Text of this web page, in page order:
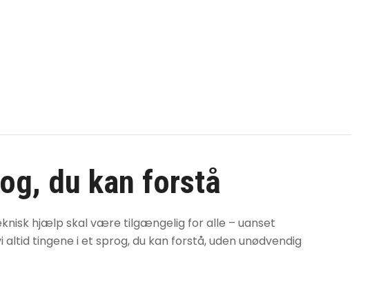
du kan forstå
hjælp skal være tilgængelig for alle – uanset
tingene i et sprog, du kan forstå, uden unødvendig